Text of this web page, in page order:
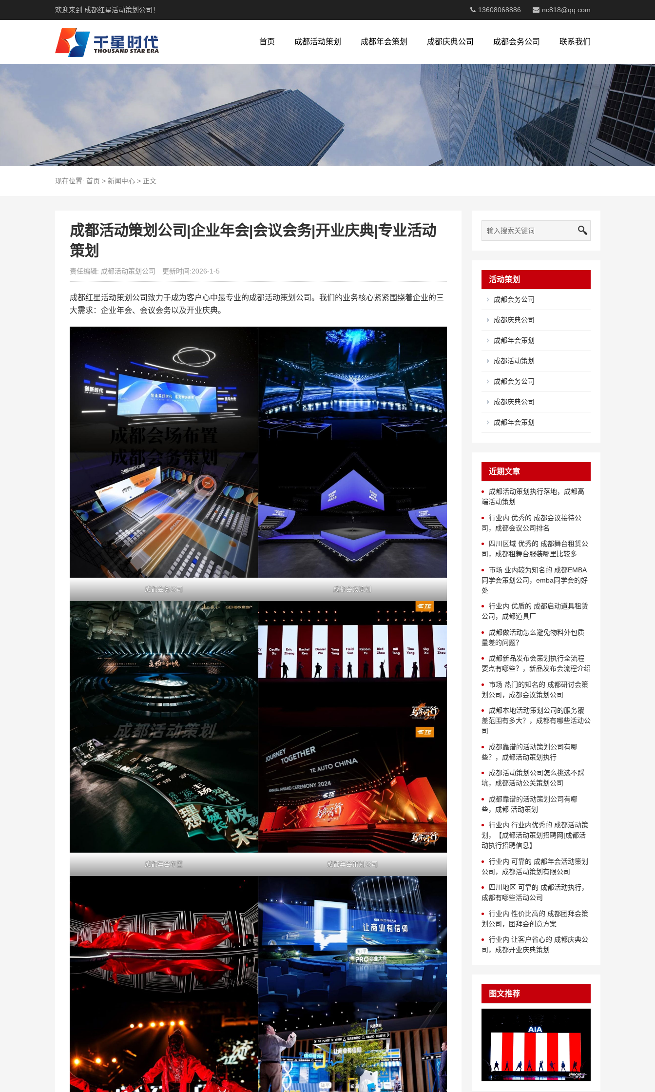
欢迎来到 成都红星活动策划公司！ 13608068886 nc818@qq.com
首页 成都活动策划 成都年会策划 成都庆典公司 成都会务公司 联系我们
现在位置: 首页 > 新闻中心> 正文
成都活动策划公司|企业年会|会议会务|开业庆典|专业活动
策划
责任编辑: 成都活动策划公司 更新时间:2026-1-5
成都红星活动策划公司致力于成为客户心中最专业的成都活动策划公司。我们的业务核心紧紧围绕着企业的三
大需求：企业年会、会议会务以及开业庆典。
成都会务公司 成都会议策划
成都年会布置 成都年会策划公司
活动策划
成都会务公司
成都庆典公司
成都年会策划
成都活动策划
成都会务公司
成都庆典公司
成都年会策划
近期文章
成都活动策划执行落地，成都高
端活动策划
行业内 优秀的 成都会议接待公
司，成都会议公司排名
四川区域 优秀的 成都舞台租赁公
司，成都租舞台服装哪里比较多
市场 业内较为知名的 成都EMBA
同学会策划公司，emba同学会的好
处
行业内 优质的 成都启动道具租赁
公司，成都道具厂
成都做活动怎么避免物料外包质
量差的问题？
成都新品发布会策划执行全流程
要点有哪些？，新品发布会流程介绍
市场 热门的知名的 成都研讨会策
划公司，成都会议策划公司
成都本地活动策划公司的服务覆
盖范围有多大？，成都有哪些活动公
司
成都靠谱的活动策划公司有哪
些？，成都活动策划执行
成都活动策划公司怎么挑选不踩
坑，成都活动公关策划公司
成都靠谱的活动策划公司有哪
些，成都 活动策划
行业内 行业内优秀的 成都活动策
划，【成都活动策划招聘网|成都活
动执行招聘信息】
行业内 可靠的 成都年会活动策划
公司，成都活动策划有限公司
四川地区 可靠的 成都活动执行，
成都有哪些活动公司
行业内 性价比高的 成都团拜会策
划公司，团拜会创意方案
行业内 让客户省心的 成都庆典公
司，成都开业庆典策划
图文推荐